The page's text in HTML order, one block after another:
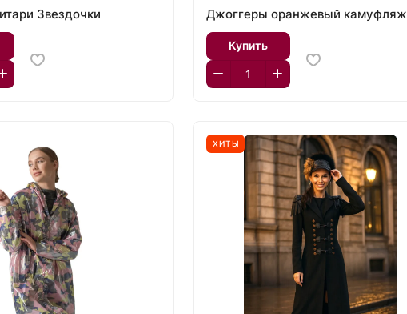
Звездочки Джоггеры оранжевый камуфляж
Купить
ХИТЫ